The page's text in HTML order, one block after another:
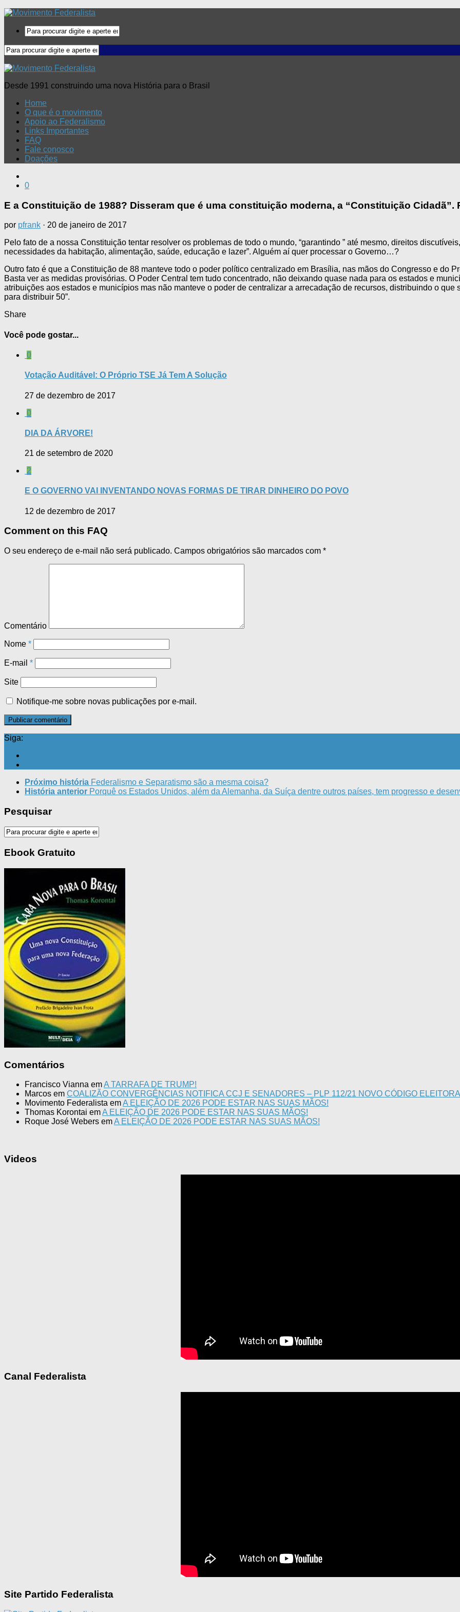
Desde 1991 construindo uma nova História para o Brasil
Home
O que é o movimento
Apoio ao Federalismo
Links Importantes
FAQ
Fale conosco
Doações
0
E a Constituição de 1988? Disseram que é uma constituição moderna, a “Constituição
por pfrank · 20 de janeiro de 2017
Pelo fato de a nossa Constituição tentar resolver os problemas de todo o mundo, “garantindo ” até mesmo, direitos
necessidades da habitação, alimentação, saúde, educação e lazer”. Alguém aí quer processar o Governo…?
Outro fato é que a Constituição de 88 manteve todo o poder político centralizado em Brasília, nas mãos do Congresso e do
Basta ver as medidas provisórias. O Poder Central tem tudo concentrado, não deixando quase nada para os estados e
atribuições aos estados e municípios mas não manteve o poder de centralizar a arrecadação de recursos, distribuindo o que
para distribuir 50”.
Share
Você pode gostar...
0
Votação Auditável: O Próprio TSE Já Tem A Solução
27 de dezembro de 2017
0
DIA DA ÁRVORE!
21 de setembro de 2020
2
E O GOVERNO VAI INVENTANDO NOVAS FORMAS DE TIRAR DINHEIRO DO POVO
12 de dezembro de 2017
Comment on this FAQ
O seu endereço de e-mail não será publicado. Campos obrigatórios são marcados com *
Comentário
Nome *
E-mail *
Site
Notifique-me sobre novas publicações por e-mail.
Siga:
Próximo história Federalismo e Separatismo são a mesma coisa?
História anterior Porquê os Estados Unidos, além da Alemanha, da Suíça dentre outros países, tem progresso e
Pesquisar
Ebook Gratuito
Comentários
Francisco Vianna emA TARRAFA DE TRUMP!
Marcos em COALIZÃO CONVERGÊNCIAS NOTIFICA CCJ E SENADORES – PLP 112/21 NOVO CÓDIGO
Movimento Federalista emA ELEIÇÃO DE 2026 PODE ESTAR NAS SUAS MÃOS!
Thomas Korontai emA ELEIÇÃO DE 2026 PODE ESTAR NAS SUAS MÃOS!
Roque José Webers emA ELEIÇÃO DE 2026 PODE ESTAR NAS SUAS MÃOS!
Videos
Canal Federalista
Site Partido Federalista